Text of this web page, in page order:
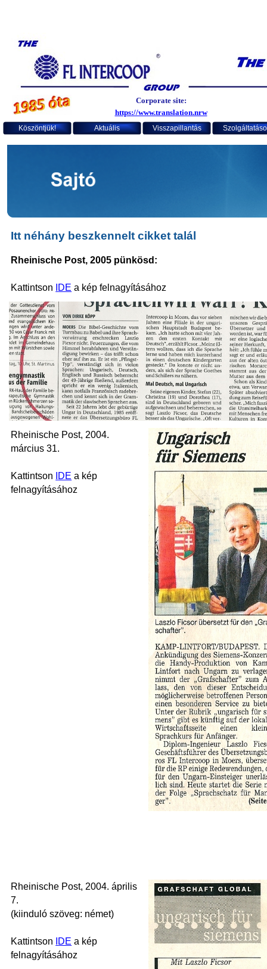
Köszöntjük! Aktuális Visszapillantás
Corporate site:
https://www.translation.nrw
Itt néhány beszkennelt cikket talál
Rheinische Post, 2005 pünkösd :
Kattintson DE a kép felnagyításához
Rheinische Post, 2004.
március 31.
Kattintson DE a kép
felnagyításához
Rheinische Post, 2004. április
7.
(kiinduló szöveg: német)
Kattintson DE a kép
felnagyításához